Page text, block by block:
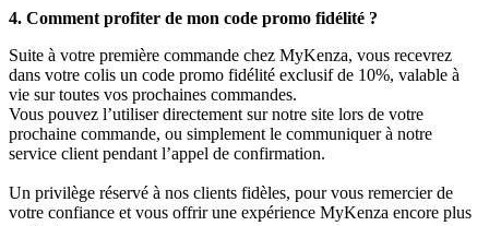
4. Comment profiter de mon code promo fidélité ?
Suite à votre première commande chez MyKenza, vous recevrez
dans votre colis un code promo fidélité exclusif de 10%, valable à
vie sur toutes vos prochaines commandes.
Vous pouvez l’utiliser directement sur notre site lors de votre
prochaine commande, ou simplement le communiquer à notre
service client pendant l’appel de confirmation.
Un privilège réservé à nos clients fidèles, pour vous remercier de
votre confiance et vous offrir une expérience MyKenza encore plus